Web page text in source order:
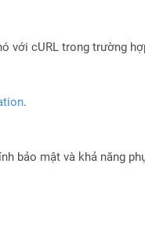
cURL trong trường
.
bảo mật và khả năng